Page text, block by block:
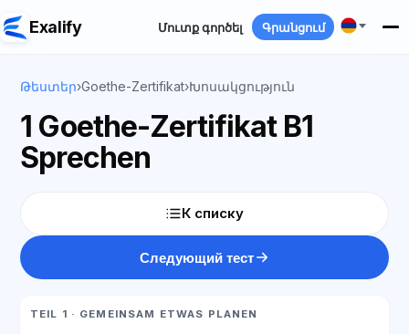
Exalify Մուտք գործել Գրանցում
Թեստեր›Goethe-Zertifikat›Խոսակցություն
1 Goethe-Zertifikat B1
Sprechen
К списку
Следующий тест
TEIL 1 · GEMEINSAM ETWAS PLANEN